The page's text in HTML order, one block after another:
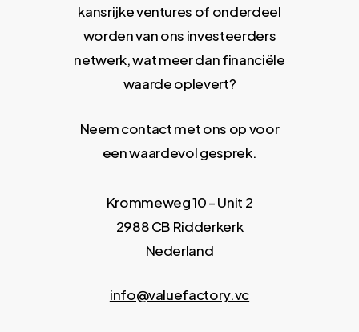
kansrijke ventures of onderdeel
worden van ons investeerders
netwerk, wat meer dan financiële
waarde oplevert?
Neem contact met ons op voor
een waardevol gesprek.
Krommeweg 10 – Unit 2
2988 CB Ridderkerk
Nederland
info@valuefactory.vc